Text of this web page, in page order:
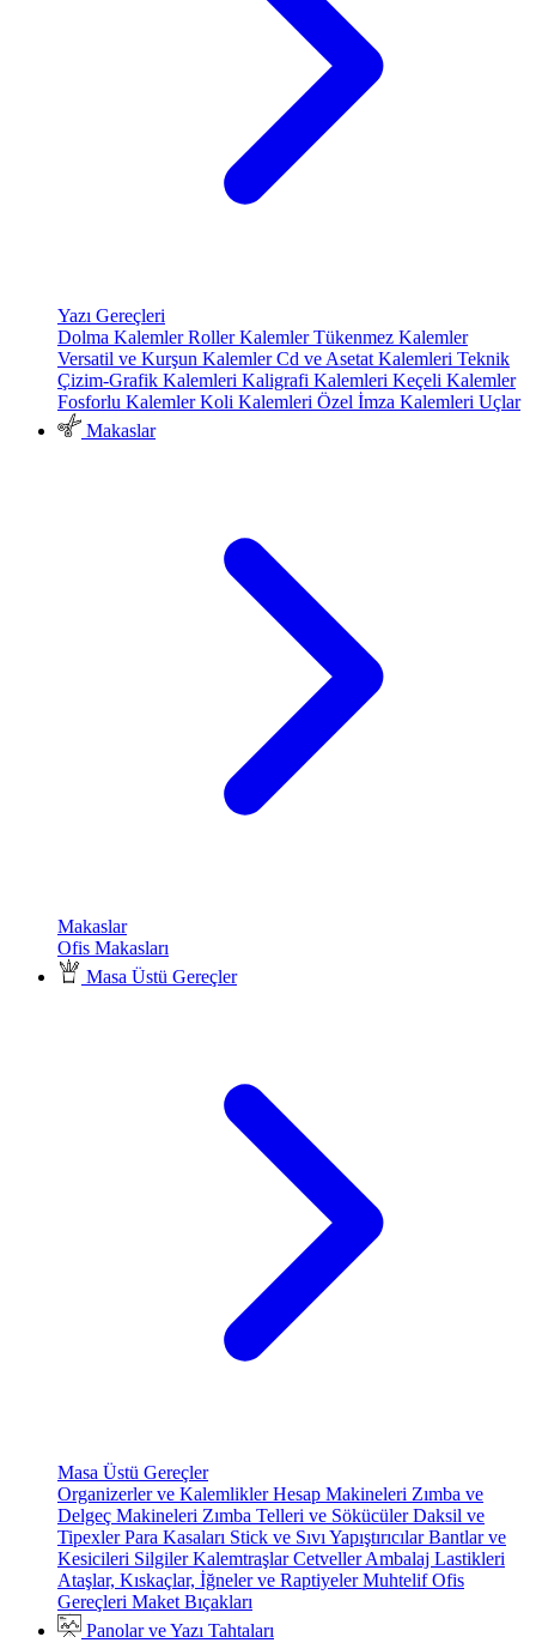
Yazı Gereçleri
Dolma KalemlerRoller KalemlerTükenmez Kalemler
Versatil ve Kurşun KalemlerCd ve Asetat Kalemleri Teknik
Çizim-Grafik Kalemleri Kaligrafi Kalemleri Keçeli Kalemler
Fosforlu KalemlerKoli Kalemleri Özel İmza Kalemleri Uçlar
Makaslar
Makaslar
Ofis Makasları
Masa Üstü Gereçler
Masa Üstü Gereçler
Organizerler ve KalemliklerHesap Makineleri Zımba ve
Delgeç Makineleri Zımba Telleri ve SökücülerDaksil ve
TipexlerPara Kasaları Stick ve Sıvı YapıştırıcılarBantlar ve
Kesicileri SilgilerKalemtraşlarCetvellerAmbalaj Lastikleri
Ataşlar, Kıskaçlar, İğneler ve RaptiyelerMuhtelif Ofis
Gereçleri Maket Bıçakları
Panolar ve Yazı Tahtaları